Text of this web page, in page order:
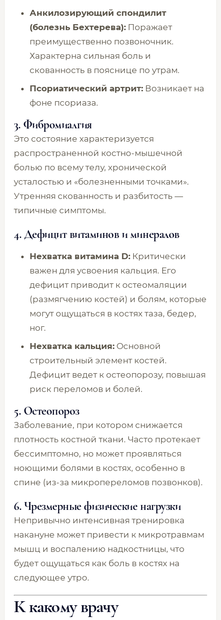
Анкилозирующий спондилит
(болезнь Бехтерева): Поражает
преимущественно позвоночник.
Характерна сильная боль и
скованность в пояснице по утрам.
Псориатический артрит: Возникает на
фоне псориаза.
3. Фибромиалгия
Это состояние характеризуется
распространенной костно-мышечной
болью по всему телу, хронической
усталостью и «болезненными точками».
Утренняя скованность и разбитость —
типичные симптомы.
4. Дефицит витаминов и минералов
Нехватка витамина D: Критически
важен для усвоения кальция. Его
дефицит приводит к остеомаляции
(размягчению костей) и болям, которые
могут ощущаться в костях таза, бедер,
ног.
Нехватка кальция: Основной
строительный элемент костей.
Дефицит ведет к остеопорозу, повышая
риск переломов и болей.
5. Остеопороз
Заболевание, при котором снижается
плотность костной ткани. Часто протекает
бессимптомно, но может проявляться
ноющими болями в костях, особенно в
спине (из-за микропереломов позвонков).
6. Чрезмерные физические нагрузки
Непривычно интенсивная тренировка
накануне может привести к микротравмам
мышц и воспалению надкостницы, что
будет ощущаться как боль в костях на
следующее утро.
К какому врачу